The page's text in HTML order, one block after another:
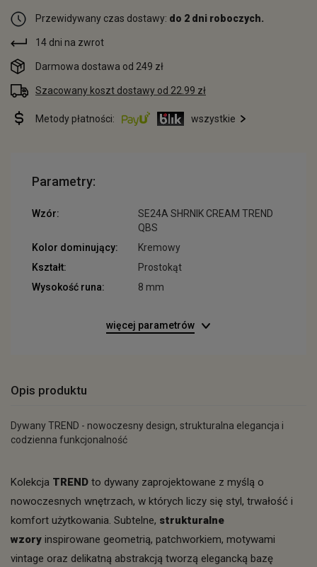
Przewidywany czas dostawy: do 2 dni roboczych.
14 dni na zwrot
Darmowa dostawa od 249 zł
Szacowany koszt dostawy od 22.99 zł
Metody płatności: wszystkie
Parametry:
Wzór:
SE24A SHRNIK CREAM TREND
QBS
Kolor dominujący:
Kremowy
Kształt:
Prostokąt
Wysokość runa:
8 mm
więcej parametrów
Opis produktu
Dywany TREND - nowoczesny design, strukturalna elegancja i
codzienna funkcjonalność
Kolekcja TREND to dywany zaprojektowane z myślą o
nowoczesnych wnętrzach, w których liczy się styl, trwałość i
komfort użytkowania. Subtelne, strukturalne
wzory inspirowane geometrią, patchworkiem, motywami
vintage oraz delikatną abstrakcją tworzą elegancką bazę